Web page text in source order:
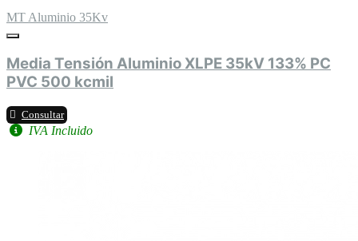
MT Aluminio 35Kv
Media Tensión Aluminio XLPE 35kV 133% PC
PVC 500 kcmil
Consultar
IVA Incluido